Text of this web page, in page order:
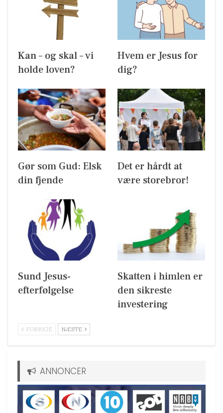
Kan – og skal – vi
holde loven?
Hvem er Jesus for
dig?
Gør som Gud: Elsk
din fjende
Det er hårdt at
være storebror!
Sund Jesus-
efterfølgelse
Skatten i himlen er
den sikreste
investering
FORRIGE NÆSTE
ANNONCER